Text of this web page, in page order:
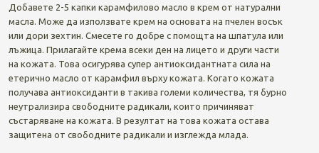
Добавете 2-5 капки карамфилово масло в крем от натурални
масла. Може да използвате крем на основата на пчелен восък
или дори зехтин. Смесете го добре с помощта на шпатула или
лъжица. Прилагайте крема всеки ден на лицето и други части
на кожата. Това осигурява супер антиоксидантната сила на
етерично масло от карамфил върху кожата. Когато кожата
получава антиоксиданти в такива големи количества, тя бурно
неутрализира свободните радикали, които причиняват
състаряване на кожата. В резултат на това кожата остава
защитена от свободните радикали и изглежда млада.